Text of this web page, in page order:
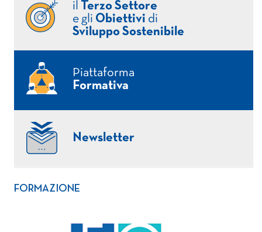
il
Terzo Settore
e gli Obiettivi di
Sviluppo Sostenibile
Piattaforma
Formativa
Newsletter
FORMAZIONE